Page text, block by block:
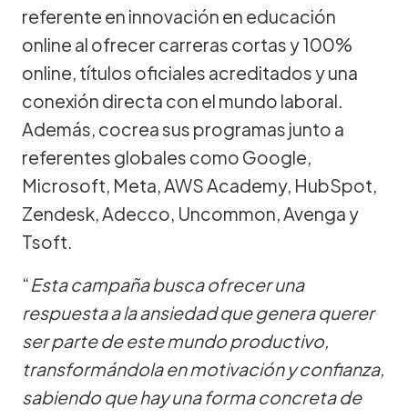
referente en innovación en educación
online al ofrecer carreras cortas y 100%
online, títulos oficiales acreditados y una
conexión directa con el mundo laboral.
Además, cocrea sus programas junto a
referentes globales como Google,
Microsoft, Meta, AWS Academy, HubSpot,
Zendesk, Adecco, Uncommon, Avenga y
Tsoft.
“Esta campaña busca ofrecer una
respuesta a la ansiedad que genera querer
ser parte de este mundo productivo,
transformándola en motivación y confianza,
sabiendo que hay una forma concreta de